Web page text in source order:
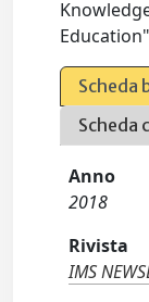
Scheda
Scheda
Anno
2018
Rivista
IMS